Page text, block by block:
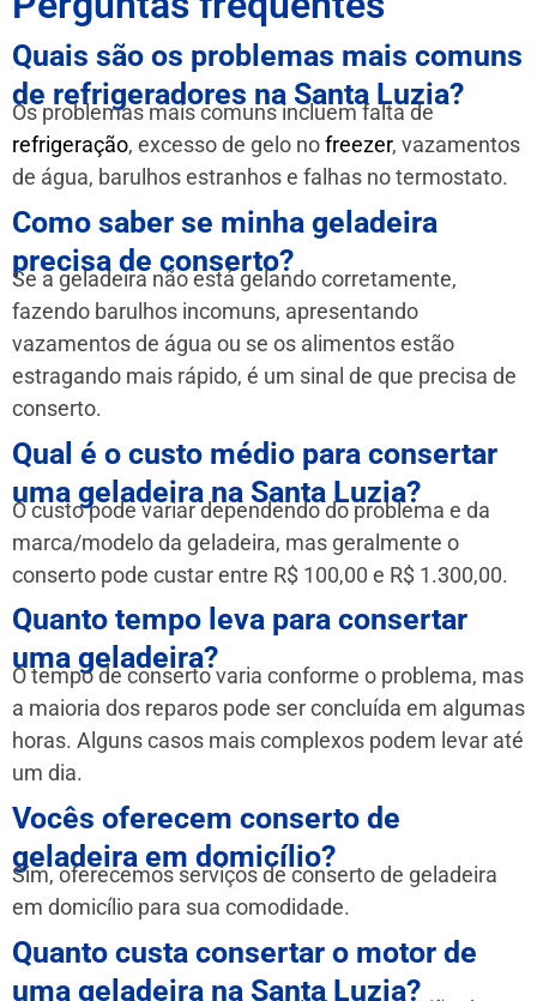
Quais são os problemas mais comuns
de refrigeradores na Santa Luzia?
Os problemas mais comuns incluem falta de
refrigeração, excesso de gelo nofreezer, vazamentos
de água, barulhos estranhos e falhas no termostato.
Como saber se minha geladeira
precisa de conserto?
Se a geladeira não está gelando corretamente,
fazendo barulhos incomuns, apresentando
vazamentos de água ou se os alimentos estão
estragando mais rápido, é um sinal de que precisa de
conserto.
Qual é o custo médio para consertar
uma geladeira na Santa Luzia?
O custo pode variar dependendo do problema e da
marca/modelo da geladeira, mas geralmente o
conserto pode custar entre R$ 100,00 e R$ 1.300,00.
Quanto tempo leva para consertar
uma geladeira?
O tempo de conserto varia conforme o problema, mas
a maioria dos reparos pode ser concluída em algumas
horas. Alguns casos mais complexos podem levar até
um dia.
Vocês oferecem conserto de
geladeira em domicílio?
Sim, oferecemos serviços de conserto de geladeira
em domicílio para sua comodidade.
Quanto custa consertar o motor de
uma geladeira na Santa Luzia?